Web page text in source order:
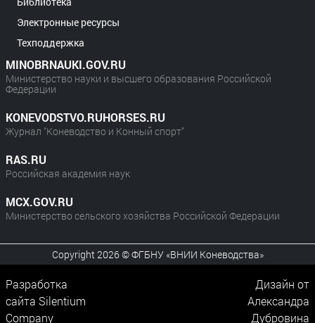
Электронные ресурсы
Техподдержка
MINOBRNAUKI.GOV.RU
Министерство науки и высшего образования Российской
Федерации
KONEVODSTVO.RUHORSES.RU
Журнал "Коневодство и Конный спорт"
RAS.RU
Российская академия наук
MCX.GOV.RU
Министерство сельского хозяйства Российской Федерации
Copyright 2026 © ФГБНУ «ВНИИ Коневодства»
Разработка
сайта Silentium
Company
Дизайн от
Александра
Дубровина